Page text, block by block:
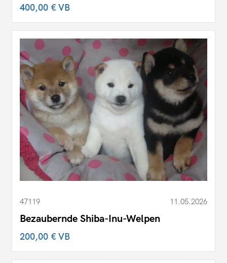
400,00 €VB
47119 11.05.2026
Bezaubernde Shiba-Inu-Welpen
200,00 €VB